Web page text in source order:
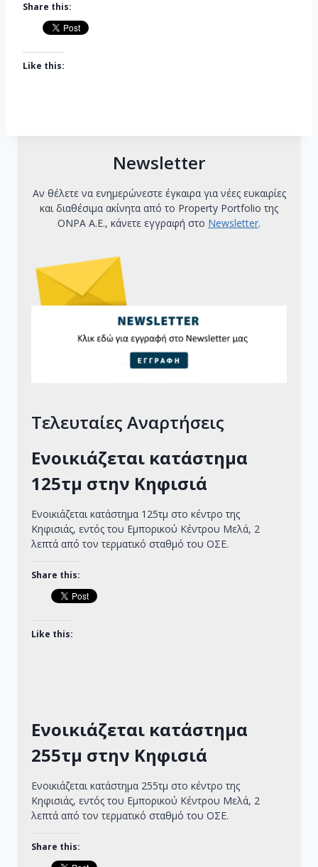
Share this:
Like this:
Newsletter
Αν θέλετε να ενημερώνεστε έγκαιρα για νέες ευκαιρίες
και διαθέσιμα ακίνητα από το Property Portfolio της
ΟΝΡΑ Α.Ε., κάνετε εγγραφή στο Newsletter.
Τελευταίες Αναρτήσεις
Ενοικιάζεται κατάστημα
125τμ στην Κηφισιά
Ενοικιάζεται κατάστημα 125τμ στο κέντρο της
Κηφισιάς, εντός του Εμπορικού Κέντρου Μελά, 2
λεπτά από τον τερματικό σταθμό του ΟΣΕ.
Share this:
Like this:
Ενοικιάζεται κατάστημα
255τμ στην Κηφισιά
Ενοικιάζεται κατάστημα 255τμ στο κέντρο της
Κηφισιάς, εντός του Εμπορικού Κέντρου Μελά, 2
λεπτά από τον τερματικό σταθμό του ΟΣΕ.
Share this: